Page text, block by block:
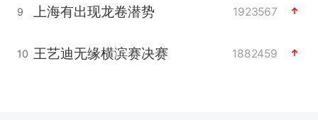
9 上海有出现龙卷潜势 1923567
10 王艺迪无缘横滨赛决赛 1882459